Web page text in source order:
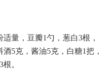
量，豆瓣1勺，葱白3根，
5克，酱油5克，白糖1把，
。